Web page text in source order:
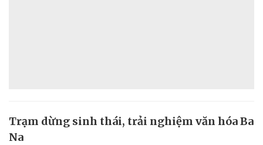
Trạm dừng sinh thái, trải nghiệm văn hóa Ba
Na